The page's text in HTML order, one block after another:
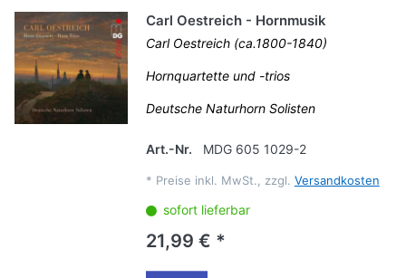
Carl Oestreich - Hornmusik
Carl Oestreich (ca.1800-1840)
Hornquartette und -trios
Deutsche Naturhorn Solisten
Art.-Nr. MDG 605 1029-2
* Preise inkl. MwSt., zzgl. Versandkosten
sofort lieferbar
21,99 € *